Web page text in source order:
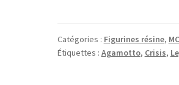
sa
base
Catégories : Figurines résine,
Étiquettes : Agamotto, Crisis,